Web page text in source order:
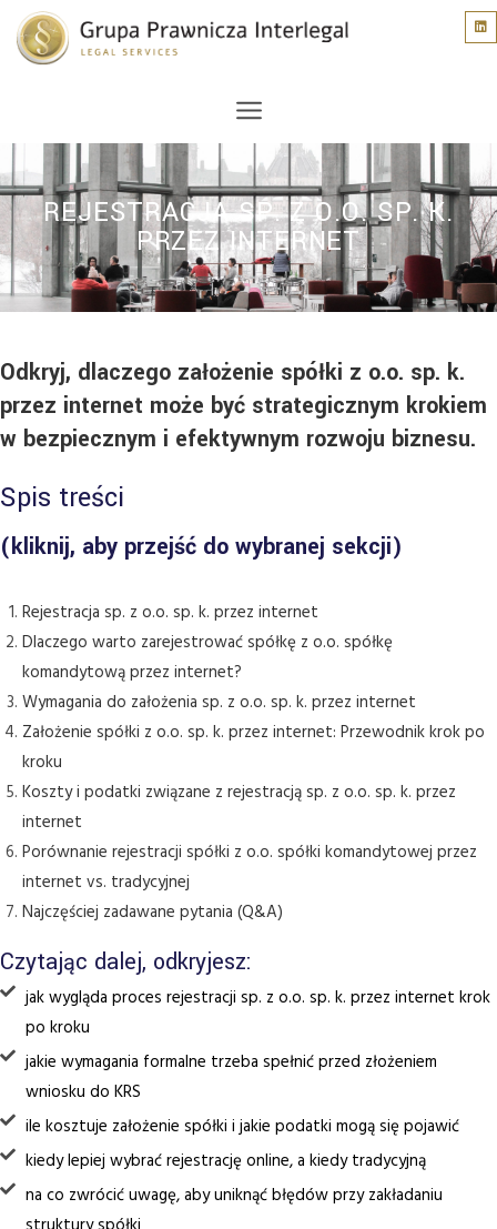
REJESTRACJA SP. Z O.O. SP. K.
PRZEZ INTERNET
Odkryj, dlaczego założenie spółki z o.o. sp. k.
przez internet może być strategicznym krokiem
w bezpiecznym i efektywnym rozwoju biznesu.
Spis treści
(kliknij, aby przejść do wybranej sekcji)
Rejestracja sp. z o.o. sp. k. przez internet
Dlaczego warto zarejestrować spółkę z o.o. spółkę
komandytową przez internet?
Wymagania do założenia sp. z o.o. sp. k. przez internet
Założenie spółki z o.o. sp. k. przez internet: Przewodnik krok po
kroku
Koszty i podatki związane z rejestracją sp. z o.o. sp. k. przez
internet
Porównanie rejestracji spółki z o.o. spółki komandytowej przez
internet vs. tradycyjnej
Najczęściej zadawane pytania (Q&A)
Czytając dalej, odkryjesz:
jak wygląda proces rejestracji sp. z o.o. sp. k. przez internet krok
po kroku
jakie wymagania formalne trzeba spełnić przed złożeniem
wniosku do KRS
ile kosztuje założenie spółki i jakie podatki mogą się pojawić
kiedy lepiej wybrać rejestrację online, a kiedy tradycyjną
na co zwrócić uwagę, aby uniknąć błędów przy zakładaniu